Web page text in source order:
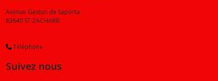
Avenue Gaston de Saporta
83640 ST ZACHARIE
Téléphone
Suivez nous